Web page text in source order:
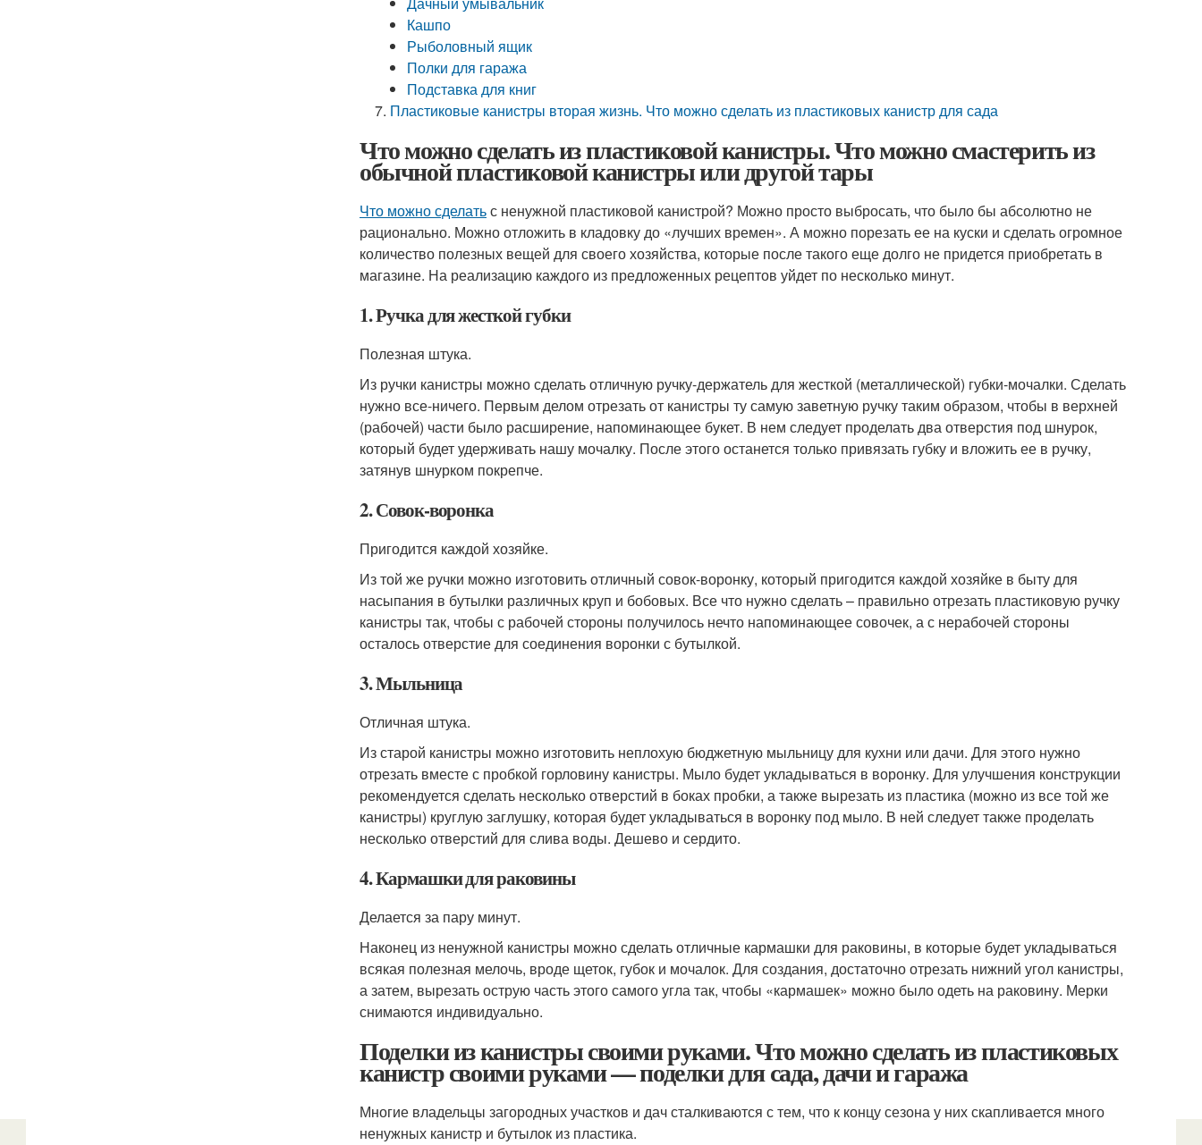
Кашпо
Рыболовный ящик
Полки для гаража
Подставка для книг
Пластиковые канистры вторая жизнь. Что можно сделать из пластиковых канистр для сада
Что можно сделать из пластиковой канистры. Что можно смастерить из
обычной пластиковой канистры или другой тары
Что можно сделатьс ненужной пластиковой канистрой? Можно просто выбросать, что было бы абсолютно не
рационально. Можно отложить в кладовку до «лучших времен». А можно порезать ее на куски и сделать огромное
количество полезных вещей для своего хозяйства, которые после такого еще долго не придется приобретать в
магазине. На реализацию каждого из предложенных рецептов уйдет по несколько минут.
1. Ручка для жесткой губки
Полезная штука.
Из ручки канистры можно сделать отличную ручку-держатель для жесткой (металлической) губки-мочалки. Сделать
нужно все-ничего. Первым делом отрезать от канистры ту самую заветную ручку таким образом, чтобы в верхней
(рабочей) части было расширение, напоминающее букет. В нем следует проделать два отверстия под шнурок,
который будет удерживать нашу мочалку. После этого останется только привязать губку и вложить ее в ручку,
затянув шнурком покрепче.
2. Совок-воронка
Пригодится каждой хозяйке.
Из той же ручки можно изготовить отличный совок-воронку, который пригодится каждой хозяйке в быту для
насыпания в бутылки различных круп и бобовых. Все что нужно сделать – правильно отрезать пластиковую ручку
канистры так, чтобы с рабочей стороны получилось нечто напоминающее совочек, а с нерабочей стороны
осталось отверстие для соединения воронки с бутылкой.
3. Мыльница
Отличная штука.
Из старой канистры можно изготовить неплохую бюджетную мыльницу для кухни или дачи. Для этого нужно
отрезать вместе с пробкой горловину канистры. Мыло будет укладываться в воронку. Для улучшения конструкции
рекомендуется сделать несколько отверстий в боках пробки, а также вырезать из пластика (можно из все той же
канистры) круглую заглушку, которая будет укладываться в воронку под мыло. В ней следует также проделать
несколько отверстий для слива воды. Дешево и сердито.
4. Кармашки для раковины
Делается за пару минут.
Наконец из ненужной канистры можно сделать отличные кармашки для раковины, в которые будет укладываться
всякая полезная мелочь, вроде щеток, губок и мочалок. Для создания, достаточно отрезать нижний угол канистры,
а затем, вырезать острую часть этого самого угла так, чтобы «кармашек» можно было одеть на раковину. Мерки
снимаются индивидуально.
Поделки из канистры своими руками. Что можно сделать из пластиковых
канистр своими руками — поделки для сада, дачи и гаража
Многие владельцы загородных участков и дач сталкиваются с тем, что к концу сезона у них скапливается много
ненужных канистр и бутылок из пластика.